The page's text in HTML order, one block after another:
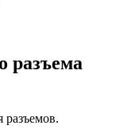
разъема
разъемов.